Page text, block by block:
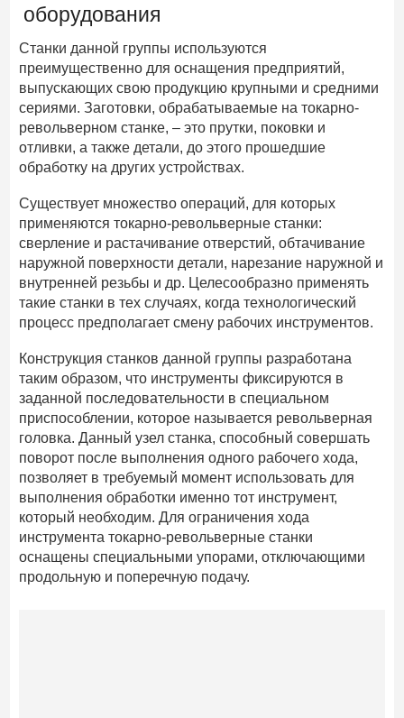
оборудования
Станки данной группы используются
преимущественно для оснащения предприятий,
выпускающих свою продукцию крупными и средними
сериями. Заготовки, обрабатываемые на токарно-
револьверном станке, – это прутки, поковки и
отливки, а также детали, до этого прошедшие
обработку на других устройствах.
Существует множество операций, для которых
применяются токарно-револьверные станки:
сверление и растачивание отверстий, обтачивание
наружной поверхности детали, нарезание наружной и
внутренней резьбы и др. Целесообразно применять
такие станки в тех случаях, когда технологический
процесс предполагает смену рабочих инструментов.
Конструкция станков данной группы разработана
таким образом, что инструменты фиксируются в
заданной последовательности в специальном
приспособлении, которое называется револьверная
головка. Данный узел станка, способный совершать
поворот после выполнения одного рабочего хода,
позволяет в требуемый момент использовать для
выполнения обработки именно тот инструмент,
который необходим. Для ограничения хода
инструмента токарно-револьверные станки
оснащены специальными упорами, отключающими
продольную и поперечную подачу.